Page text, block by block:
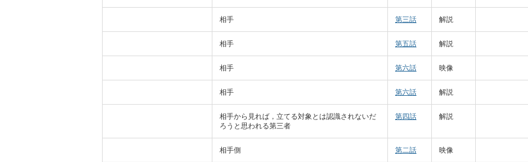
相手 第三話 解説
相手 第五話 解説
相手 第六話 映像
相手 第六話 解説
相手から見れば，立てる対象とは認識されないだ
ろうと思われる第三者
第四話 解説
相手側 第二話 映像